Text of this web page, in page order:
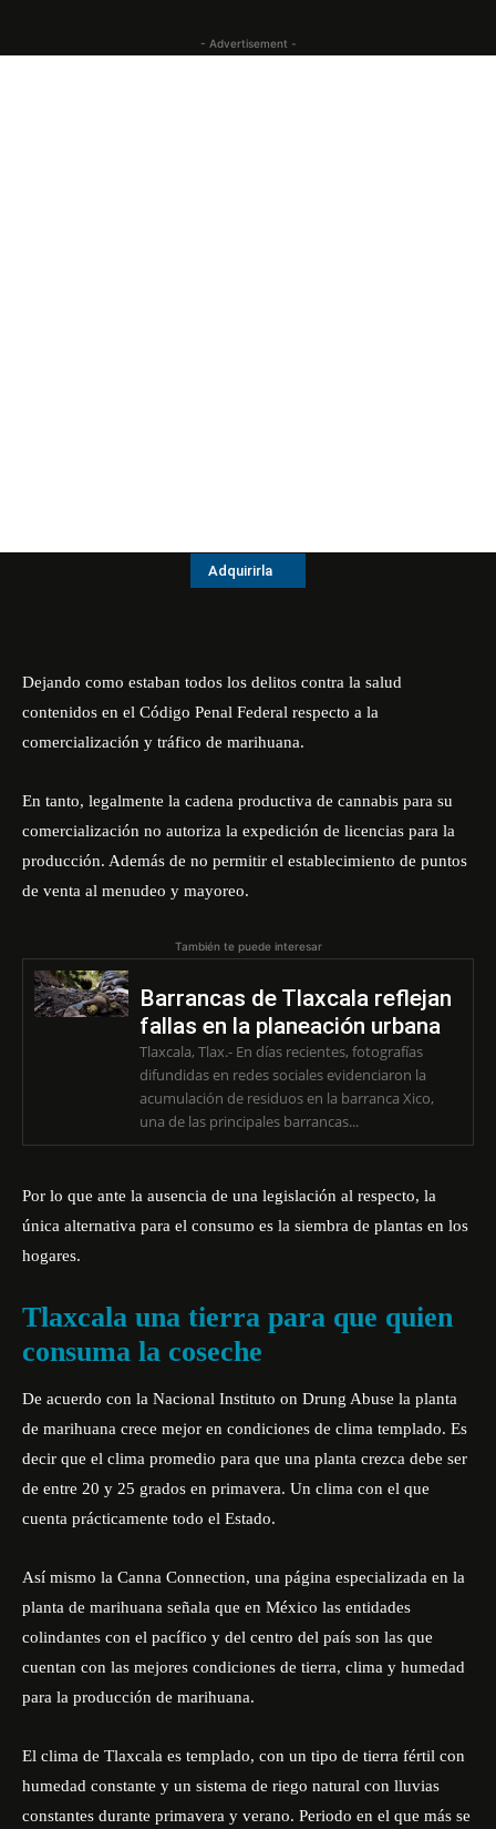
- Advertisement -
Adquirirla
Dejando como estaban todos los delitos contra la salud
contenidos en el Código Penal Federal respecto a la
comercialización y tráfico de marihuana.
En tanto, legalmente la cadena productiva de cannabis para su
comercialización no autoriza la expedición de licencias para la
producción. Además de no permitir el establecimiento de puntos
de venta al menudeo y mayoreo.
También te puede interesar
Barrancas de Tlaxcala reflejan
fallas en la planeación urbana
Tlaxcala, Tlax.- En días recientes, fotografías
difundidas en redes sociales evidenciaron la
acumulación de residuos en la barranca Xico,
una de las principales barrancas...
Por lo que ante la ausencia de una legislación al respecto, la
única alternativa para el consumo es la siembra de plantas en los
hogares.
Tlaxcala una tierra para que quien
consuma la coseche
De acuerdo con la Nacional Instituto on Drung Abuse la planta
de marihuana crece mejor en condiciones de clima templado. Es
decir que el clima promedio para que una planta crezca debe ser
de entre 20 y 25 grados en primavera. Un clima con el que
cuenta prácticamente todo el Estado.
Así mismo la Canna Connection, una página especializada en la
planta de marihuana señala que en México las entidades
colindantes con el pacífico y del centro del país son las que
cuentan con las mejores condiciones de tierra, clima y humedad
para la producción de marihuana.
El clima de Tlaxcala es templado, con un tipo de tierra fértil con
humedad constante y un sistema de riego natural con lluvias
constantes durante primavera y verano. Periodo en el que más se